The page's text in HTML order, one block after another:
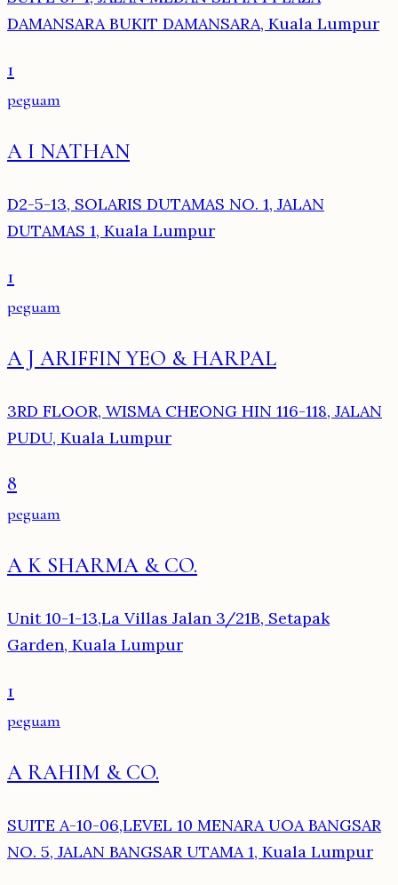
DAMANSARA BUKIT DAMANSARA, Kuala Lumpur
1
peguam
A I NATHAN
D2-5-13, SOLARIS DUTAMAS NO. 1, JALAN
DUTAMAS 1, Kuala Lumpur
1
peguam
A J ARIFFIN YEO & HARPAL
3RD FLOOR, WISMA CHEONG HIN 116-118, JALAN
PUDU, Kuala Lumpur
8
peguam
A K SHARMA & CO.
Unit 10-1-13,La Villas Jalan 3/21B, Setapak
Garden, Kuala Lumpur
1
peguam
A RAHIM & CO.
SUITE A-10-06,LEVEL 10 MENARA UOA BANGSAR
NO. 5, JALAN BANGSAR UTAMA 1, Kuala Lumpur